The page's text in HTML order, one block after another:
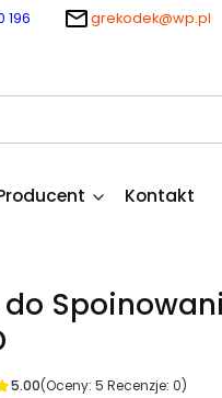
196 grekodek@wp.pl
Kontakt
do
5.00(Oceny: 5 Recenzje: 0)